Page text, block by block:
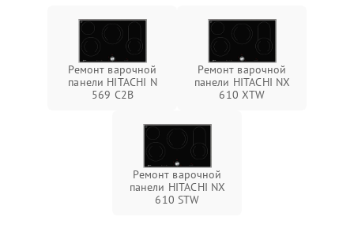
Ремонт варочной
панели HITACHI N
569 C2B
Ремонт варочной
панели HITACHI NX
610 XTW
Ремонт варочной
панели HITACHI NX
610 STW